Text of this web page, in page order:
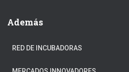
Además
RED DE INCUBADORAS